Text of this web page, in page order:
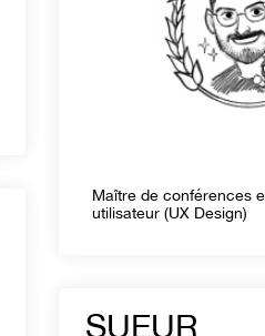
Maître de conférences
utilisateur (UX Design)
SUEUR